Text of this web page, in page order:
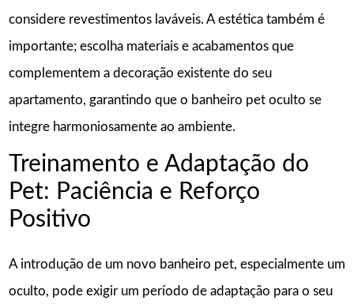
considere revestimentos laváveis. A estética também é
importante; escolha materiais e acabamentos que
complementem a decoração existente do seu
apartamento, garantindo que o banheiro pet oculto se
integre harmoniosamente ao ambiente.
Treinamento e Adaptação do
Pet: Paciência e Reforço
Positivo
A introdução de um novo banheiro pet, especialmente um
oculto, pode exigir um período de adaptação para o seu